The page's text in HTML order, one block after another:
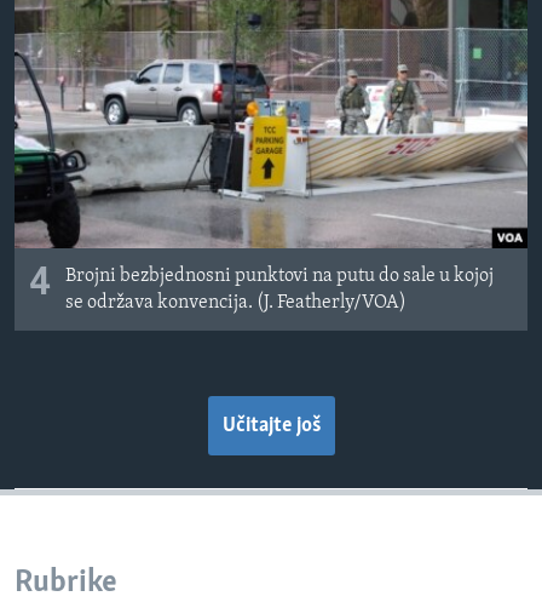
4
Brojni bezbjednosni punktovi na putu do sale u kojoj
se održava konvencija. (J. Featherly/VOA)
Učitajte još
Rubrike